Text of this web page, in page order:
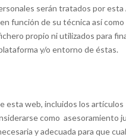
serán tratados por esta
función de su técnica así
propio ni utilizados para
y/o entorno de éstas.
esta web, incluidos los
como asesoramiento
y adecuada para que